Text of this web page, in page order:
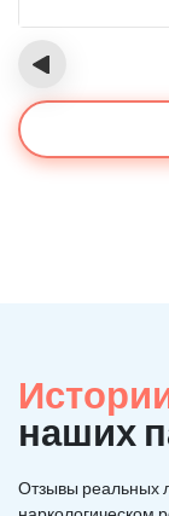
‹
наших
Отзывы реальных